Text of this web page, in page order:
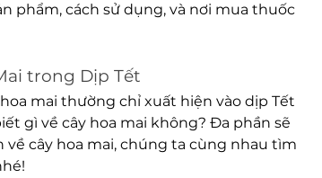
phẩm, cách sử dụng, và nơi mua thuốc
trong Dịp Tết
mai thường chỉ xuất hiện vào dịp Tết
gì về cây hoa mai không? Đa phần sẽ
cây hoa mai, chúng ta cùng nhau tìm